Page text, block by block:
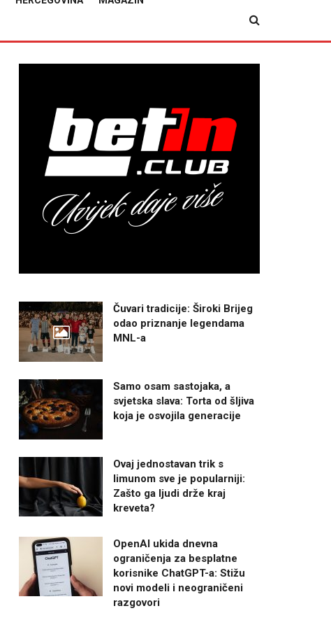
Čuvari tradicije: Široki Brijeg
odao priznanje legendama
MNL-a
Samo osam sastojaka, a
svjetska slava: Torta od šljiva
koja je osvojila generacije
Ovaj jednostavan trik s
limunom sve je popularniji:
Zašto ga ljudi drže kraj
kreveta?
OpenAI ukida dnevna
ograničenja za besplatne
korisnike ChatGPT-a: Stižu
novi modeli i neograničeni
razgovori